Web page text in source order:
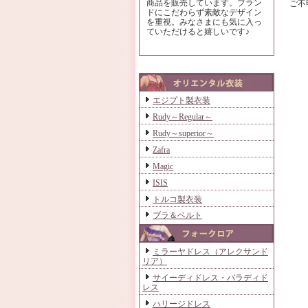
商品を販売しています。ブラン
ドにこだわらず素敵なデザイン
を重視。みなさまにも気に入っ
ていただけると嬉しいです♪
エジプト製衣装
Rudy～Regular～
Rudy～superior～
Zafra
Magic
ISIS
トルコ製衣装
ブラ＆ベルト
ミラーヤドレス（アレクサンド
リア）
サイーディドレス・バラディド
レス
ハリージドレス
ご不